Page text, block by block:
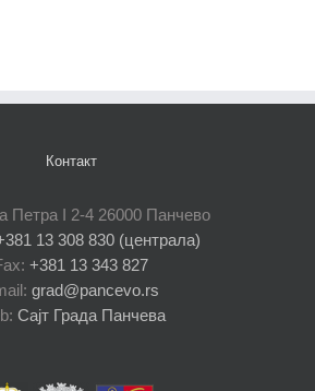
Контакт
Петра I 2-4 26000 Панчево
13 308 830 (централа)
+381 13 343 827
grad@pancevo.rs
Сајт Града Панчева